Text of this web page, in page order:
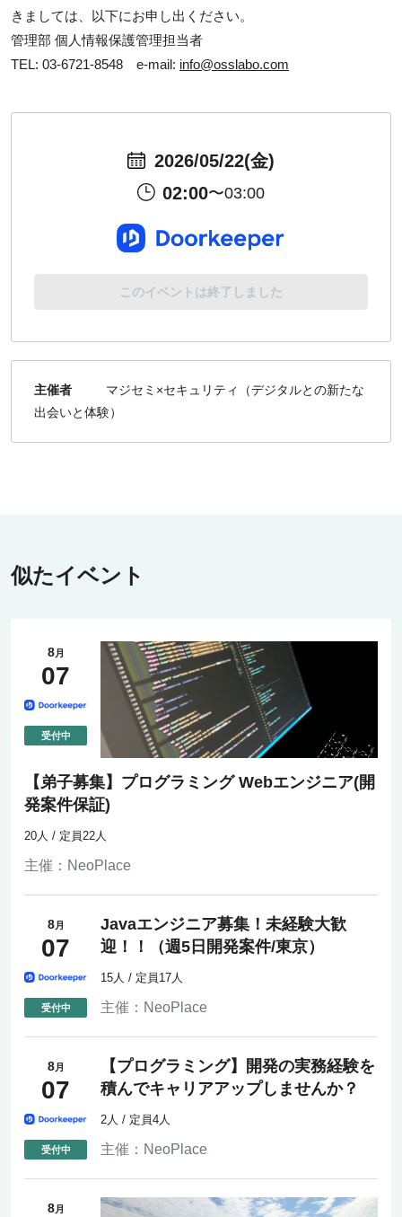
きましては、以下にお申し出ください。
管理部 個人情報保護管理担当者
TEL: 03-6721-8548 e-mail: info@osslabo.com
2026/05/22(金)
02:00〜03:00
このイベントは終了しました
主催者
マジセミ×セキュリティ（デジタルとの新たな
出会いと体験）
似たイベント
8月
07
【弟子募集】プログラミング Webエンジニア(開
発案件保証)
主催： NeoPlace
20人 / 定員22人
8月
07
Javaエンジニア募集！未経験大歓
迎！！（週5日開発案件/東京）
主催： NeoPlace
15人 / 定員17人
8月
07
【プログラミング】開発の実務経験を
積んでキャリアアップしませんか？
主催： NeoPlace
2人 / 定員4人
8月